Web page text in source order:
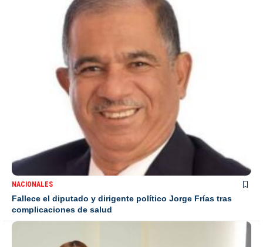
NACIONALES
Fallece el diputado y dirigente político Jorge Frías tras
complicaciones de salud